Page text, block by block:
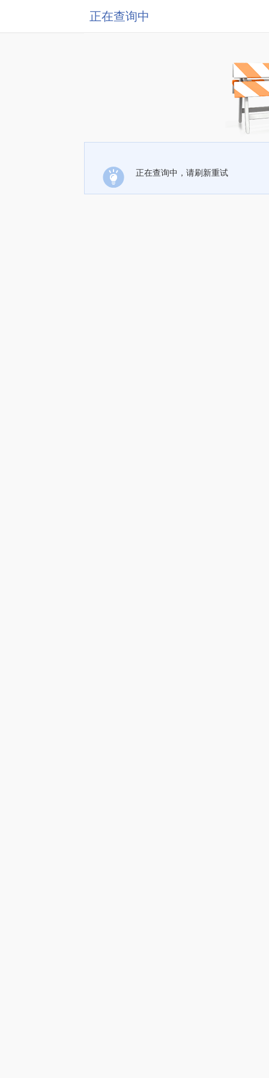
正在查询中
正在查询中，请刷新重试